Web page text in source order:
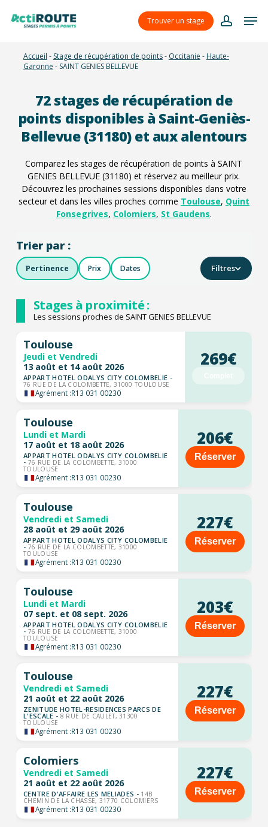
Trouver un stage
account
Accueil - Stage de récupération de points- Occitanie - Haute-
Garonne - SAINT GENIES BELLEVUE
72stages de récupération de
points disponibles à Saint-Geniès-
Bellevue (31180) et aux alentours
Comparez les stages de récupération de points à SAINT
GENIES BELLEVUE (31180) et réservez au meilleur prix.
Découvrez les prochaines sessions disponibles dans votre
secteur et dans les villes proches comme Toulouse, Quint
Fonsegrives, Colomiers, St Gaudens.
Trier par :
Pertinence Prix Dates Filtres
Stages à proximité :
Les sessions proches de SAINT GENIES BELLEVUE
Toulouse
Jeudi et Vendredi
13 août et 14 août 2026
APPART HOTEL ODALYS CITY COLOMBELIE -
76 RUE DE LA COLOMBETTE, 31000 TOULOUSE
Agrément :R13 031 00230
269€
Toulouse
Lundi et Mardi
17 août et 18 août 2026
APPART HOTEL ODALYS CITY COLOMBELIE
- 76 RUE DE LA COLOMBETTE, 31000
TOULOUSE
Agrément :R13 031 00230
206€
Réserver
Toulouse
Vendredi et Samedi
28 août et 29 août 2026
APPART HOTEL ODALYS CITY COLOMBELIE
- 76 RUE DE LA COLOMBETTE, 31000
TOULOUSE
Agrément :R13 031 00230
227€
Réserver
Toulouse
Lundi et Mardi
07 sept. et 08 sept. 2026
APPART HOTEL ODALYS CITY COLOMBELIE
- 76 RUE DE LA COLOMBETTE, 31000
TOULOUSE
Agrément :R13 031 00230
203€
Réserver
Toulouse
Vendredi et Samedi
21 août et 22 août 2026
ZENITUDE HOTEL-RESIDENCES PARCS DE
L'ESCALE - 8 RUE DE CAULET, 31300
TOULOUSE
Agrément :R13 031 00230
227€
Réserver
Colomiers
Vendredi et Samedi
21 août et 22 août 2026
CENTRE D'AFFAIRE LES MELIADES - 14B
CHEMIN DE LA CHASSE, 31770 COLOMIERS
Agrément :R13 031 00230
227€
Réserver